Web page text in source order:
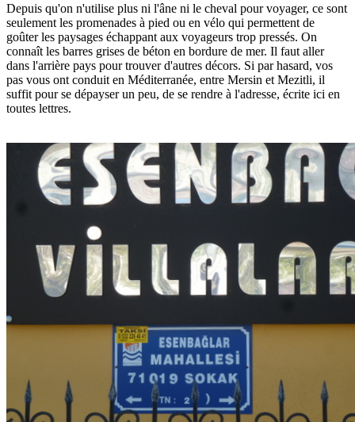
Depuis qu'on n'utilise plus ni l'âne ni le cheval pour voyager, ce sont
seulement les promenades à pied ou en vélo qui permettent de
goûter les paysages échappant aux voyageurs trop pressés. On
connaît les barres grises de béton en bordure de mer. Il faut aller
dans l'arrière pays pour trouver d'autres décors. Si par hasard, vos
pas vous ont conduit en Méditerranée, entre Mersin et Mezitli, il
suffit pour se dépayser un peu, de se rendre à l'adresse, écrite ici en
toutes lettres.